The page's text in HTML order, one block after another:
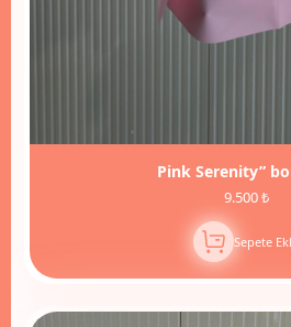
Pink Serenity”
9.500 ₺
Sepete